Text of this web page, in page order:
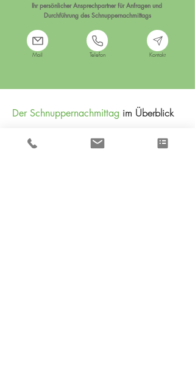
Ihr persönlicher Ansprechpartner für Anfragen und
Durchführung des Schnuppernachmittags
Mail Telefon Kontakt
Der Schnuppernachmittag im Überblick
DAUER VERANSTALTUNGSORT